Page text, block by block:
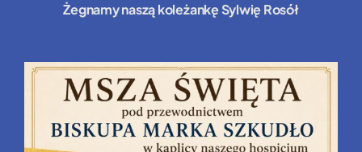
Żegnamy naszą koleżankę Sylwię Rosół